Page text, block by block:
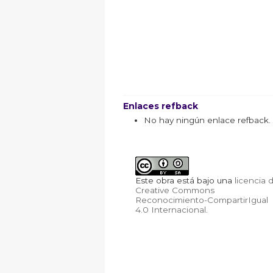
Enlaces refback
No hay ningún enlace refback.
Este obra está bajo una licencia
Creative Commons
Reconocimiento-CompartirIgual
4.0 Internacional